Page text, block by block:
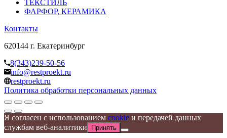
ТЕКСТИЛЬ
ФАРФОР, КЕРАМИКА
Контакты
620144 г. Екатеринбург
8(343)239-50-56
info@restproekt.ru
restproekt.ru
Политика обработки персональных данных
Я согласен с использованием cookie и передачей данных
службам веб-аналитики
Принять